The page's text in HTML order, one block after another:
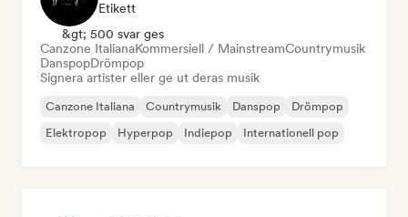
Etikett
&gt; 500 svar ges
Canzone ItalianaKommersiell / MainstreamCountrymusik
DanspopDrömpop
Signera artister eller ge ut deras musik
Canzone Italiana Countrymusik Danspop
Drömpop
Elektropop
Hyperpop Indiepop Internationell pop